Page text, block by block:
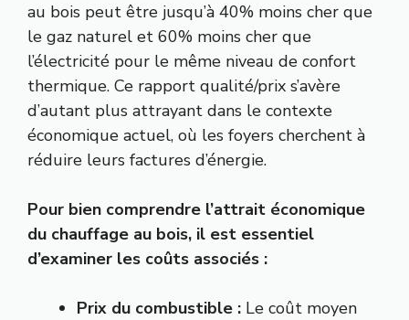
au bois peut être jusqu’à 40% moins cher que
le gaz naturel et 60% moins cher que
l’électricité pour le même niveau de confort
thermique. Ce rapport qualité/prix s’avère
d’autant plus attrayant dans le contexte
économique actuel, où les foyers cherchent à
réduire leurs factures d’énergie.
Pour bien comprendre l’attrait économique
du chauffage au bois, il est essentiel
d’examiner les coûts associés :
Prix du combustible : Le coût moyen